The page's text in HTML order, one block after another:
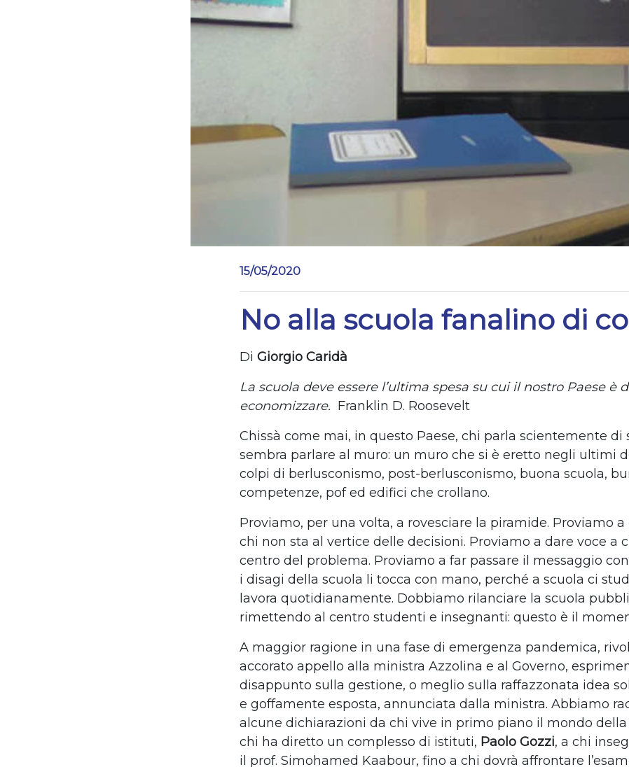
15/05/2020
No alla scuola fanalino di
Di Giorgio Caridà
La scuola deve essere l’ultima spesa su cui il nostro Paese è
economizzare. Franklin D. Roosevelt
Chissà come mai, in questo Paese, chi parla scientemente di
sembra parlare al muro: un muro che si è eretto negli ultimi
colpi di berlusconismo, post-berlusconismo, buona scuola,
competenze, pof ed edifici che crollano.
Proviamo, per una volta, a rovesciare la piramide. Proviamo a
chi non sta al vertice delle decisioni. Proviamo a dare voce a
centro del problema. Proviamo a far passare il messaggio
i disagi della scuola li tocca con mano, perché a scuola ci
lavora quotidianamente. Dobbiamo rilanciare la scuola
rimettendo al centro studenti e insegnanti: questo è il
A maggior ragione in una fase di emergenza pandemica,
accorato appello alla ministra Azzolina e al Governo,
disappunto sulla gestione, o meglio sulla raffazzonata idea
e goffamente esposta, annunciata dalla ministra. Abbiamo
alcune dichiarazioni da chi vive in primo piano il mondo della
chi ha diretto un complesso di istituti, Paolo Gozzi, a chi
il prof. Simohamed Kaabour, fino a chi dovrà affrontare